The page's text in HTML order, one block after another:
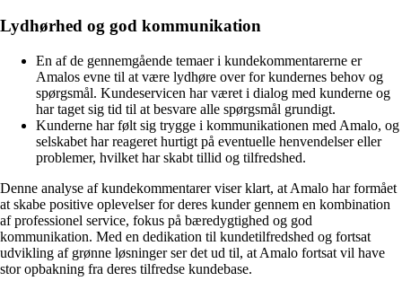
Lydhørhed og god kommunikation
En af de gennemgående temaer i kundekommentarerne er
Amalos evne til at være lydhøre over for kundernes behov og
spørgsmål. Kundeservicen har været i dialog med kunderne og
har taget sig tid til at besvare alle spørgsmål grundigt.
Kunderne har følt sig trygge i kommunikationen med Amalo, og
selskabet har reageret hurtigt på eventuelle henvendelser eller
problemer, hvilket har skabt tillid og tilfredshed.
Denne analyse af kundekommentarer viser klart, at Amalo har formået
at skabe positive oplevelser for deres kunder gennem en kombination
af professionel service, fokus på bæredygtighed og god
kommunikation. Med en dedikation til kundetilfredshed og fortsat
udvikling af grønne løsninger ser det ud til, at Amalo fortsat vil have
stor opbakning fra deres tilfredse kundebase.